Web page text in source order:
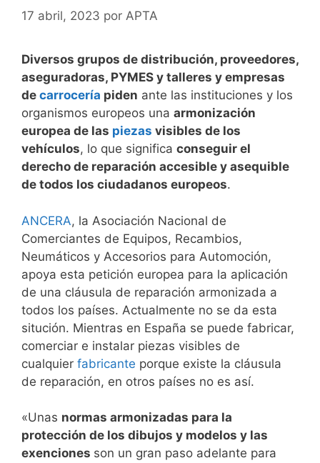
17 abril, 2023 por APTA
Diversos grupos de distribución, proveedores,
aseguradoras, PYMES y talleres y empresas
de carrocería piden ante las instituciones y los
organismos europeos una armonización
europea de las piezas visibles de los
vehículos, lo que significa conseguir el
derecho de reparación accesible y asequible
de todos los ciudadanos europeos.
ANCERA, la Asociación Nacional de
Comerciantes de Equipos, Recambios,
Neumáticos y Accesorios para Automoción,
apoya esta petición europea para la aplicación
de una cláusula de reparación armonizada a
todos los países. Actualmente no se da esta
situción. Mientras en España se puede fabricar,
comerciar e instalar piezas visibles de
cualquier fabricante porque existe la cláusula
de reparación, en otros países no es así.
«Unas normas armonizadas para la
protección de los dibujos y modelos y las
exenciones son un gran paso adelante para